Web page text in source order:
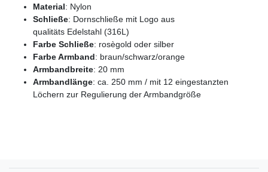
Material: Nylon
Schließe: Dornschließe mit Logo aus
qualitäts Edelstahl (316L)
Farbe Schließe: rosègold oder silber
Farbe Armband: braun/schwarz/orange
Armbandbreite: 20 mm
Armbandlänge: ca. 250 mm / mit 12 eingestanzten
Löchern zur Regulierung der Armbandgröße